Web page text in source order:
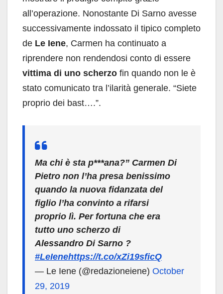
all’operazione. Nonostante Di Sarno avesse
successivamente indossato il tipico completo
de Le Iene, Carmen ha continuato a
riprendere non rendendosi conto di essere
vittima di uno scherzo fin quando non le è
stato comunicato tra l’ilarità generale. “Siete
proprio dei bast….”.
Ma chi è sta p***ana?” Carmen Di
Pietro non l’ha presa benissimo
quando la nuova fidanzata del
figlio l’ha convinto a rifarsi
proprio lì. Per fortuna che era
tutto uno scherzo di
Alessandro Di Sarno ?
#LeIenehttps://t.co/xZi19sficQ
— Le Iene (@redazioneiene) October
29, 2019